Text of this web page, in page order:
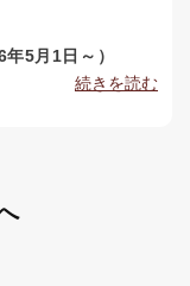
5月1日～）
続きを読む